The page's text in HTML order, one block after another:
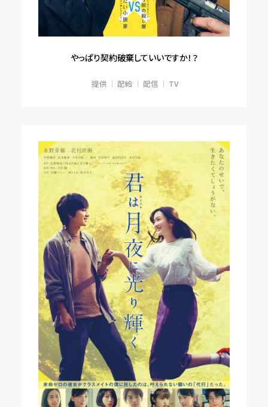
やっぱり契約破棄していいですか！？
提供 配給 配信 TV